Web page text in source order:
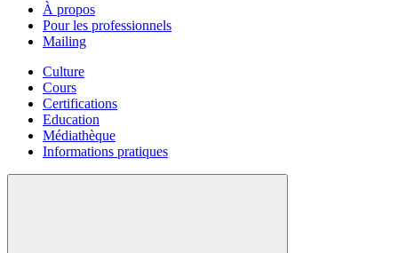
À propos
Pour les professionnels
Mailing
Culture
Cours
Certifications
Education
Médiathèque
Informations pratiques